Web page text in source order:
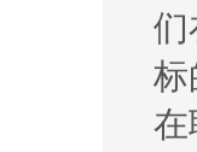
们
标
在